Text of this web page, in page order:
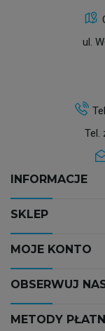
ul.
Tel.
INFORMACJE
SKLEP
MOJE KONTO
OBSERWUJ
METODY